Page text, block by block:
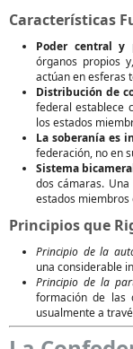
Características
Poder central y
órganos propios
actúan en esferas
Distribución de
federal establece
los estados
La soberanía es
federación, no en
Sistema
dos cámaras.
estados
Principios que
Principio de la
una considerable
Principio de la
formación de las
usualmente a